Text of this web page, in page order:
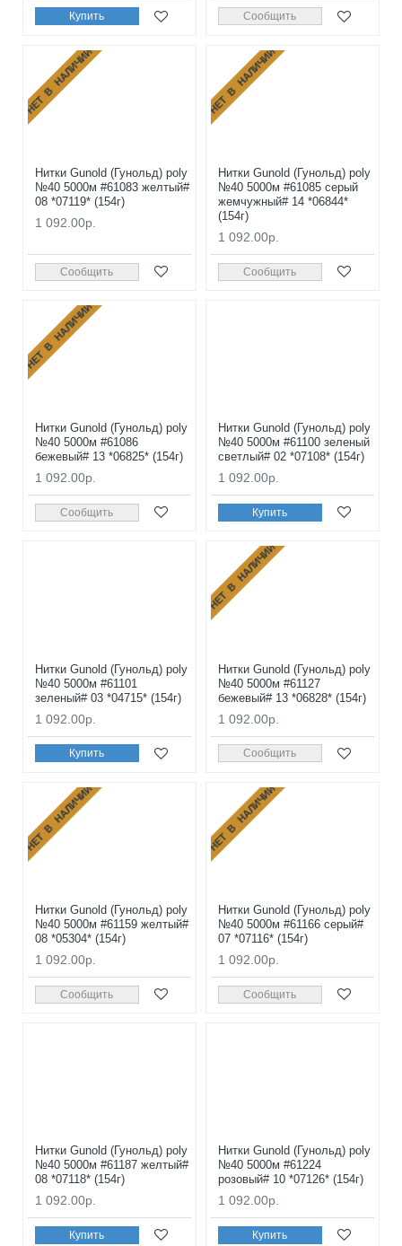
Купить Сообщить
НЕТ В НАЛИЧИИ
Нитки Gunold (Гунольд) poly
№40 5000м #61083 желтый#
08 *07119* (154г)
1 092.00р.
Сообщить
НЕТ В НАЛИЧИИ
Нитки Gunold (Гунольд) poly
№40 5000м #61085 серый
жемчужный# 14 *06844*
(154г)
1 092.00р.
Сообщить
НЕТ В НАЛИЧИИ
Нитки Gunold (Гунольд) poly
№40 5000м #61086
бежевый# 13 *06825* (154г)
1 092.00р.
Сообщить
Нитки Gunold (Гунольд) poly
№40 5000м #61100 зеленый
светлый# 02 *07108* (154г)
1 092.00р.
Купить
Нитки Gunold (Гунольд) poly
№40 5000м #61101
зеленый# 03 *04715* (154г)
1 092.00р.
Купить
НЕТ В НАЛИЧИИ
Нитки Gunold (Гунольд) poly
№40 5000м #61127
бежевый# 13 *06828* (154г)
1 092.00р.
Сообщить
НЕТ В НАЛИЧИИ
Нитки Gunold (Гунольд) poly
№40 5000м #61159 желтый#
08 *05304* (154г)
1 092.00р.
Сообщить
НЕТ В НАЛИЧИИ
Нитки Gunold (Гунольд) poly
№40 5000м #61166 серый#
07 *07116* (154г)
1 092.00р.
Сообщить
Нитки Gunold (Гунольд) poly
№40 5000м #61187 желтый#
08 *07118* (154г)
1 092.00р.
Купить
Нитки Gunold (Гунольд) poly
№40 5000м #61224
розовый# 10 *07126* (154г)
1 092.00р.
Купить